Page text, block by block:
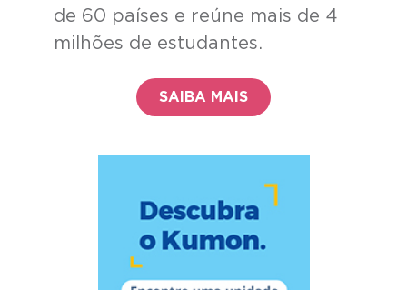
de 60 países e reúne mais de 4
milhões de estudantes.
SAIBA MAIS